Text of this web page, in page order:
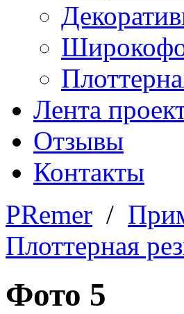
Лента
Отзывы
Контакты
PRemer /
Плоттерная
Фото 5